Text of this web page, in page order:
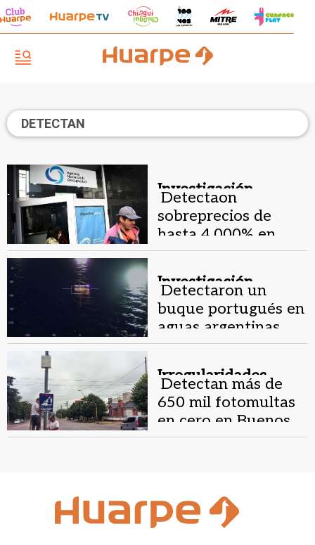
DETECTAN
Investigación.
Detectaon
sobreprecios de
hasta 4.000% en
compras de Andis
Investigación.
Detectaron un
buque portugués en
aguas argentinas
por pesca ilegal
Irregularidades.
Detectan más de
650 mil fotomultas
en cero en Buenos
Aires